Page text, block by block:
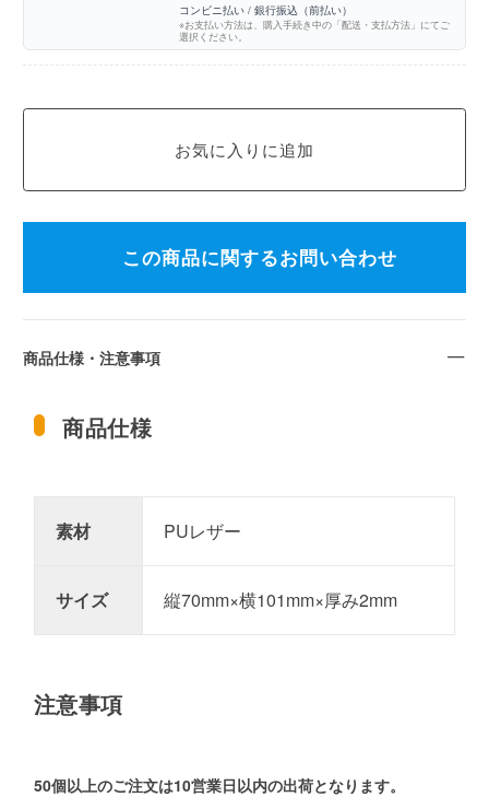
コンビニ払い / 銀行振込（前払い）
※お支払い方法は、購入手続き中の「配送・支払方法」にてご
選択ください。
この商品に関するお問い合わせ
商品仕様・注意事項
商品仕様
素材 PUレザー
サイズ 縦70mm×横101mm×厚み2mm
注意事項
50個以上のご注文は10営業日以内の出荷となります。